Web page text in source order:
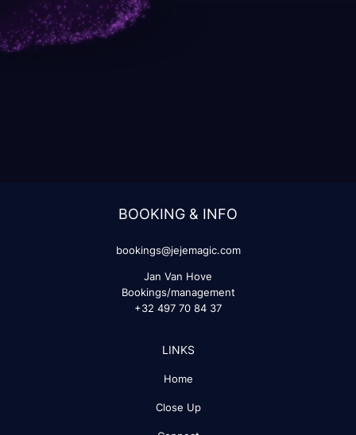
BOOKING & INFO
bookings@jejemagic.com
Jan Van Hove
Bookings/management
+32 497 70 84 37
LINKS
Home
Close Up